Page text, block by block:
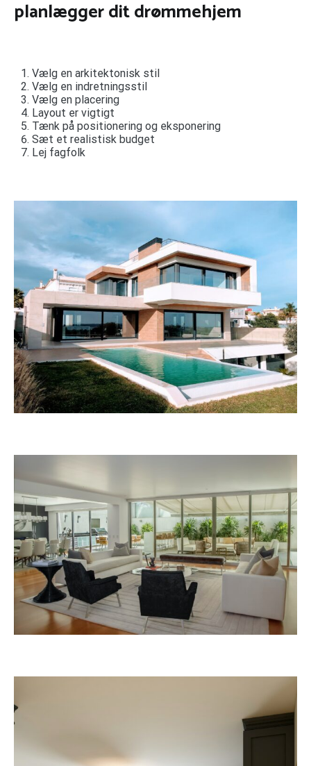
planlægger dit drømmehjem
Vælg en arkitektonisk stil
Vælg en indretningsstil
Vælg en placering
Layout er vigtigt
Tænk på positionering og eksponering
Sæt et realistisk budget
Lej fagfolk